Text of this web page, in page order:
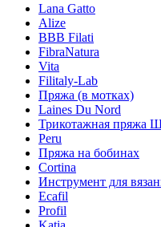
Lana Gatto
Alize
BBB Filati
FibraNatura
Vita
Filitaly-Lab
Пряжа (в мотках)
Laines Du Nord
Трикотажная пряжа
Peru
Пряжа на бобинах
Cortina
Инструмент для
Ecafil
Profil